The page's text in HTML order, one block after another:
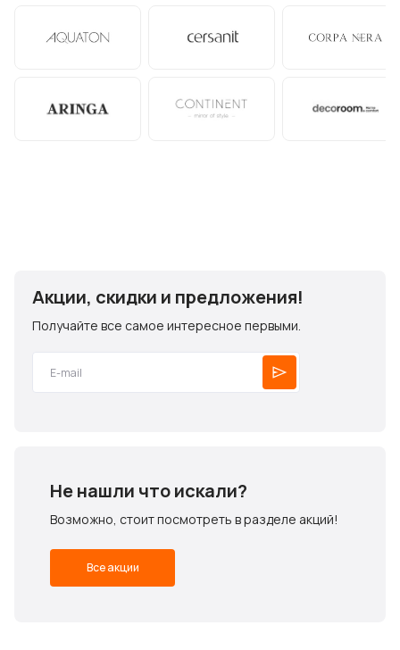
Акции, скидки и предложения!
Получайте все самое интересное первыми.
Не нашли что искали?
Возможно, стоит посмотреть в разделе акций!
Все акции